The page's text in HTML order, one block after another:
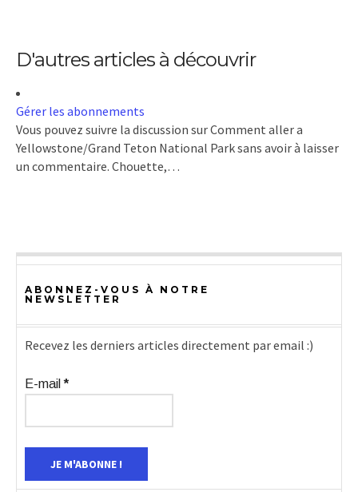
D'autres articles à découvrir
Gérer les abonnements
Vous pouvez suivre la discussion sur Comment aller a
Yellowstone/Grand Teton National Park sans avoir à laisser
un commentaire. Chouette,…
ABONNEZ-VOUS À NOTRE
NEWSLETTER
Recevez les derniers articles directement par email :)
E-mail*